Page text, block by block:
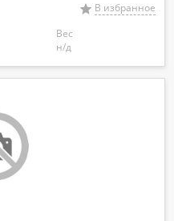
В избранное
Вес
н/д